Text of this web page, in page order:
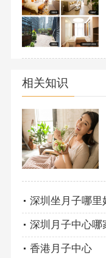
相关知识
深圳坐月子哪里
深圳月子中心哪
香港月子中心